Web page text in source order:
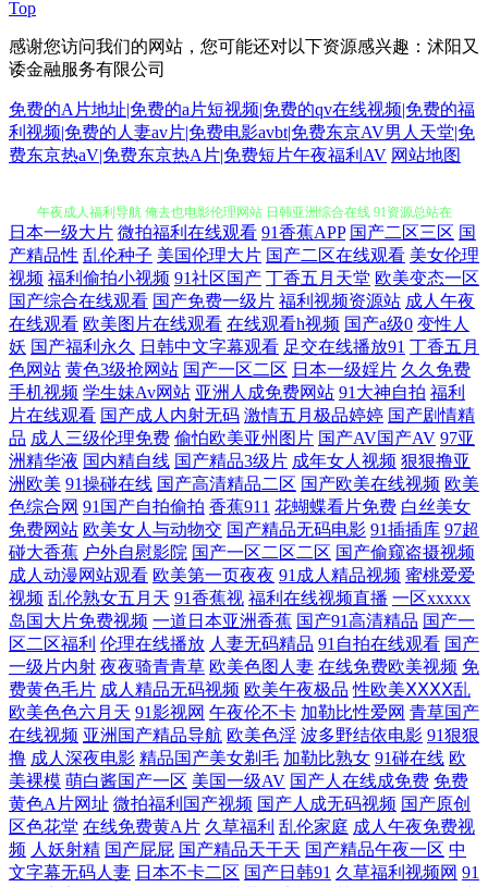
Top
感谢您访问我们的网站，您可能还对以下资源感兴趣：沭阳又
诿金融服务有限公司
免费的A片地址|免费的a片短视频|免费的qv在线视频|免费的福
利视频|免费的人妻av片|免费电影avbt|免费东京AV男人天堂|免
费东京热aV|免费东京热A片|免费短片午夜福利AV 网站地图
夜夜涩日韩好涩夜夜撸 深夜精品福利 久草资源福利 国产精品久久鸭下载
午夜成人福利导航 俺去也电影伦理网站 日韩亚洲综合在线 91资源总站在
线观看 青草原大香蕉 91网站 天堂中文资源网站 成人碰碰视 香蕉伊视频
国产美女精品久久中文 亚洲天堂久久在线 国产另类欧美 性欧美第二页 男
人的天堂A片 91蜜桃视屏 免费成人17 91成人青青草婷婷 韩国三级HD高清
精品 夜色福利影院导航 日本αV在线观看 91真人在线实操 人妖网站 91人
人草 精品欧美一级乱黄 在线天堂网色色撸 久久超碰成人 91白丝在线播放
欧美日韩激情四射 海角紧网 影音先锋婷婷 超碰在线91 桃花91 91性交黄色
电影 久久国产伊人网 91豆花视频在线观看 国产另类视频 午夜10000 99热
色色 ts赵恩静肛交 91肛交 狠狠插狠狠干 影音先锋最新av在线 岛国AV不卡
淫网综合 韩国不卡群 51av福利导航 国产精品不卡 香蕉久久东京热 吃瓜导
航不卡 色悠悠资源在线 99久热re在线品种 青娱乐豆花视频 91中文熟女 人
日本一级大片 微拍福利在线观看 91香蕉APP 国产二区三区 国
产精品性 乱伦种子 美国伦理大片 国产二区在线观看 美女伦理
视频 福利偷拍小视频 91社区国产 丁香五月天堂 欧美变态一区
国产综合在线观看 国产免费一级片 福利视频资源站 成人午夜
在线观看 欧美图片在线观看 在线观看h视频 国产a级0 变性人
妖 国产福利永久 日韩中文字幕观看 足交在线播放91 丁香五月
色网站 黄色3级抢网站 国产一区二区 日本一级婬片 久久免费
手机视频 学生妹Av网站 亚洲人成免费网站 91大神自拍 福利
片在线观看 国产成人内射无码 激情五月极品婷婷 国产剧情精
品 成人三级伦理免费 偷怕欧美亚州图片 国产AV国产AV 97亚
洲精华液 国内精自线 国产精品3级片 成年女人视频 狠狠撸亚
洲欧美 91操碰在线 国产高清精品二区 国产欧美在线视频 欧美
色综合网 91国产自拍偷拍 香蕉911 花蝴蝶看片免费 白丝美女
免费网站 欧美女人与动物交 国产精品无码电影 91插插库 97超
碰大香蕉 户外自慰影院 国产一区二区二区 国产偷窥盗摄视频
成人动漫网站观看 欧美第一页夜夜 91成人精品视频 蜜桃爱爱
视频 乱伦熟女五月天 91香蕉视 福利在线视频直播 一区xxxxx
岛国大片免费视频 一道日本亚洲香蕉 国产91高清精品 国产一
区二区福利 伦理在线播放 人妻无码精品 91自拍在线观看 国产
一级片内射 夜夜骑青青草 欧美色图人妻 在线免费欧美视频 免
费黄色毛片 成人精品无码视频 欧美午夜极品 性欧美ⅩⅩⅩⅩ乱
欧美色色六月天 91影视网 午夜伦不卡 加勒比性爱网 青草国产
在线视频 亚洲国产精品导航 欧美色淫 波多野结依电影 91狠狠
撸 成人深夜电影 精品国产美女剃毛 加勒比熟女 91碰在线 欧
美裸模 萌白酱国产一区 美国一级AV 国产人在线成免费 免费
黄色A片网址 微拍福利国产视频 国产人成无码视频 国产原创
区色花堂 在线免费黄A片 久草福利 乱伦家庭 成人午夜免费视
频 人妖射精 国产屁屁 国产精品天干天 国产精品午夜一区 中
文字幕无码人妻 日本不卡二区 国产日韩91 久草福利视频网 91